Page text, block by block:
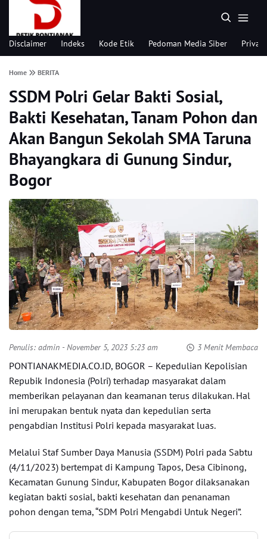
Disclaimer Indeks Kode Etik Pedoman Media Siber
Home BERITA
SSDM Polri Gelar Bakti Sosial,
Bakti Kesehatan, Tanam Pohon dan
Akan Bangun Sekolah SMA Taruna
Bhayangkara di Gunung Sindur,
Bogor
Penulis: admin - November 5, 2023 5:23 am 3 Menit Membaca
PONTIANAKMEDIA.CO.ID, BOGOR – Kepedulian Kepolisian
Repubik Indonesia (Polri) terhadap masyarakat dalam
memberikan pelayanan dan keamanan terus dilakukan. Hal
ini merupakan bentuk nyata dan kepedulian serta
pengabdian Institusi Polri kepada masyarakat luas.
Melalui Staf Sumber Daya Manusia (SSDM) Polri pada Sabtu
(4/11/2023) bertempat di Kampung Tapos, Desa Cibinong,
Kecamatan Gunung Sindur, Kabupaten Bogor dilaksanakan
kegiatan bakti sosial, bakti kesehatan dan penanaman
pohon dengan tema, “SDM Polri Mengabdi Untuk Negeri”.